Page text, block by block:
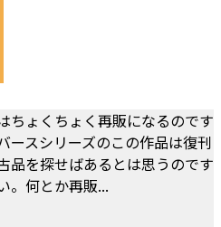
ちょくちょく再販になるのです
ースシリーズのこの作品は復刊
品を探せばあるとは思うのです
。何とか再販...